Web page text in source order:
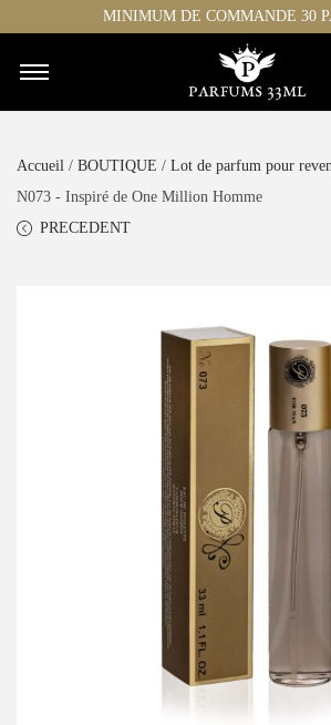
MINIMUM DE COMMANDE 30
Accueil / BOUTIQUE / Lot de parfum pour
N073 - Inspiré de One Million Homme
PRECEDENT